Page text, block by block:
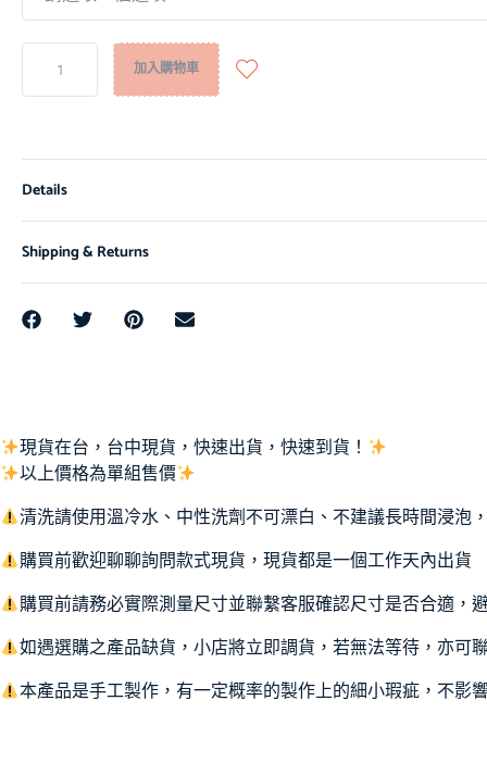
加入購物車
Details
Shipping & Returns
現貨在台，台中現貨，快速出貨，快速到貨！
以上價格為單組售價
清洗請使用溫冷水、中性洗劑不可漂白、不建議長時間浸泡
購買前歡迎聊聊詢問款式現貨，現貨都是一個工作天內出貨
購買前請務必實際測量尺寸並聯繫客服確認尺寸是否合適，
如遇選購之產品缺貨，小店將立即調貨，若無法等待，亦可
本產品是手工製作，有一定概率的製作上的細小瑕疵，不影